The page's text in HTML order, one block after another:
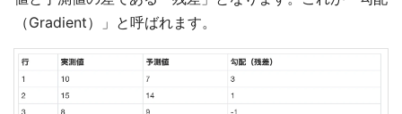
（Gradient）」と呼ばれます。